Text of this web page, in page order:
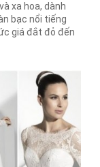
xa hoa, dành
bạc nổi tiếng
giá đắt đỏ đến